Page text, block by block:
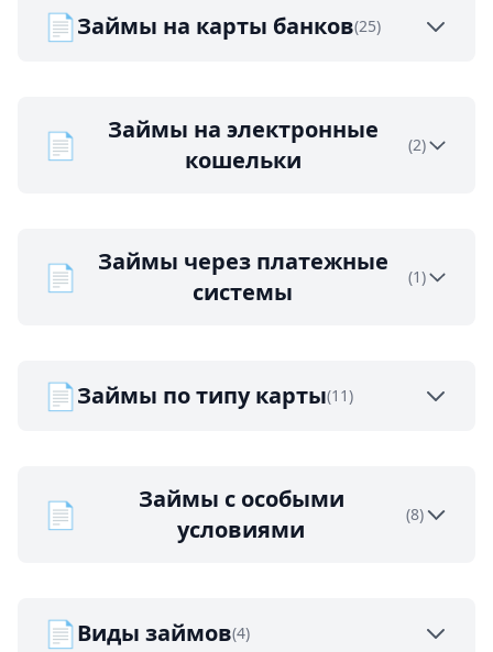
📄Займы на карты банков(25)
📄
Займы на электронные
кошельки
(2)
📄
Займы через платежные
системы
(1)
📄Займы по типу карты(11)
📄
Займы с особыми
условиями
(8)
📄Виды займов(4)